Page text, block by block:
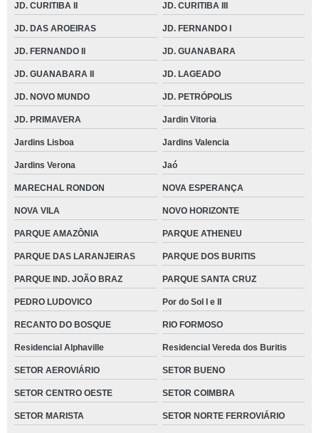
JD. CURITIBA II JD. CURITIBA III
JD. DAS AROEIRAS JD. FERNANDO I
JD. FERNANDO II JD. GUANABARA
JD. GUANABARA II JD. LAGEADO
JD. NOVO MUNDO JD. PETRÓPOLIS
JD. PRIMAVERA Jardin Vitoria
Jardins Lisboa Jardins Valencia
Jardins Verona Jaó
MARECHAL RONDON NOVA ESPERANÇA
NOVA VILA NOVO HORIZONTE
PARQUE AMAZÔNIA PARQUE ATHENEU
PARQUE DAS LARANJEIRAS PARQUE DOS BURITIS
PARQUE IND. JOÃO BRAZ PARQUE SANTA CRUZ
PEDRO LUDOVICO Por do Sol I e II
RECANTO DO BOSQUE RIO FORMOSO
Residencial Alphaville Residencial Vereda dos Buritis
SETOR AEROVIÁRIO SETOR BUENO
SETOR CENTRO OESTE SETOR COIMBRA
SETOR MARISTA SETOR NORTE FERROVIÁRIO